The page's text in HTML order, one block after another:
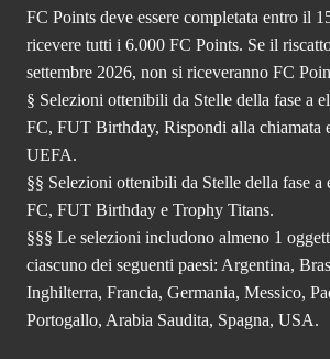
FC Points deve essere completata entro il
ricevere tutti i 6.000 FC Points. Se il
settembre 2026, non si riceveranno FC
§ Selezioni ottenibili da Stelle della fase a
FC, FUT Birthday, Rispondi alla chiamata
UEFA.
§§ Selezioni ottenibili da Stelle della fase a
FC, FUT Birthday e Trophy Titans.
§§§ Le selezioni includono almeno 1
ciascuno dei seguenti paesi: Argentina,
Inghilterra, Francia, Germania, Messico,
Portogallo, Arabia Saudita, Spagna, USA.